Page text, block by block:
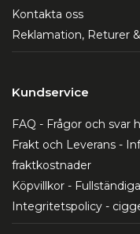
Kontakta oss
Reklamation, Returer
Kundservice
FAQ - Frågor och svar
Frakt och Leverans -
fraktkostnader
Köpvillkor -
Integritetspolicy -